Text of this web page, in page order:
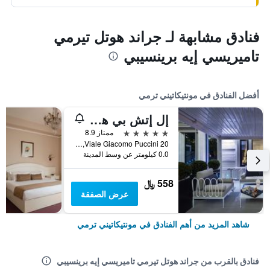
فنادق مشابهة لـ جراند هوتل تيرمي
تاميريسي إيه برينسيبي
أفضل الفنادق في مونتيكاتيني ترمي
إل إتش بي هوتل مونتيكاتيني بالاس آند سبا
5 نجوم
ممتاز 8.9
Viale Giacomo Puccini 20, مونتيكاتيني ترمي, توسكانا, إيطاليا
0.0 كيلومتر عن وسط المدينة
558 ﷼
عرض الصفقة
شاهد المزيد من أهم الفنادق في مونتيكاتيني ترمي
فنادق بالقرب من جراند هوتل تيرمي تاميريسي إيه برينسيبي